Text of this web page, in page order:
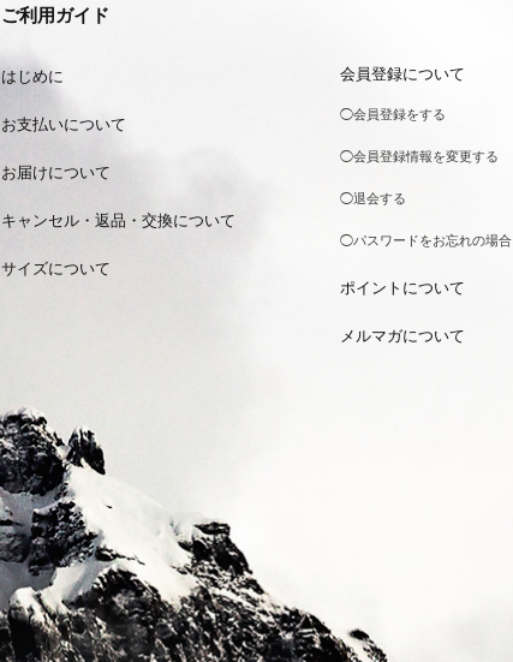
ご利用ガイド
はじめに
お支払いについて
お届けについて
キャンセル・返品・交換について
サイズについて
会員登録について
◯会員登録をする
◯会員登録情報を変更する
◯退会する
◯パスワードをお忘れの場合
ポイントについて
メルマガについて